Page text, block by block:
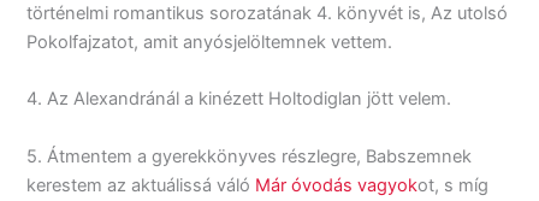
történelmi romantikus sorozatának 4. könyvét is, Az utolsó
Pokolfajzatot, amit anyósjelöltemnek vettem.
4. Az Alexandránál a kinézett Holtodiglan jött velem.
5. Átmentem a gyerekkönyves részlegre, Babszemnek
kerestem az aktuálissá váló Már óvodás vagyokot, s míg